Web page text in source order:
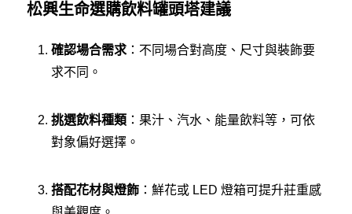
松興生命選購飲料罐頭塔建議
確認場合需求：不同場合對高度、尺寸與裝飾要
求不同。
挑選飲料種類：果汁、汽水、能量飲料等，可依
對象偏好選擇。
搭配花材與燈飾：鮮花或 LED 燈箱可提升莊重感